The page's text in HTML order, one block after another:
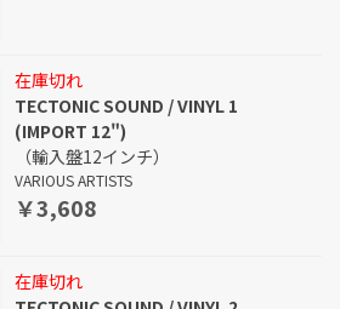
在庫切れ
TECTONIC SOUND / VINYL 1
(IMPORT 12")
（輸入盤12インチ）
VARIOUS ARTISTS
￥3,608
在庫切れ